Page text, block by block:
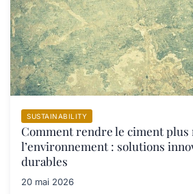
SUSTAINABILITY
Comment rendre le ciment plus
l’environnement : solutions
durables
20 mai 2026